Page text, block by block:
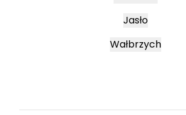
Jasło
Wałbrzych